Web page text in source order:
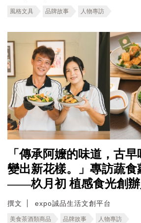
風格文具 品牌故事 人物專訪
「傳承阿嬤的味道，古
變出新花樣。」專訪蔬食
——杦月初 植感食光創辦
撰文 expo誠品生活文創平台
美食茶酒類商品 品牌故事 人物專訪